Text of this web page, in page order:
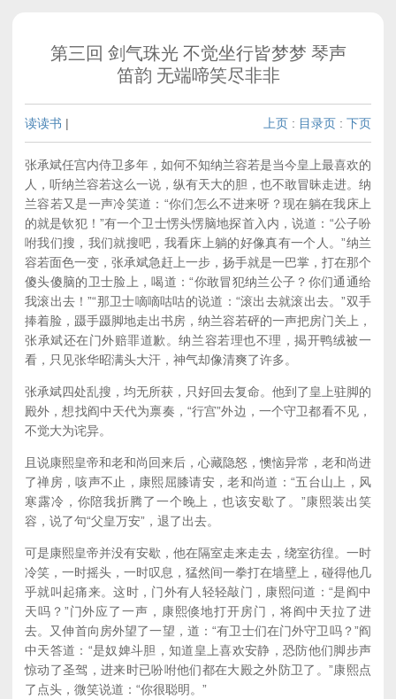
第三回 剑气珠光 不觉坐行皆梦梦 琴声
笛韵 无端啼笑尽非非
读读书 | 上页 : 目录页 : 下页
张承斌任宫内侍卫多年，如何不知纳兰容若是当今皇上最喜欢的
人，听纳兰容若这么一说，纵有天大的胆，也不敢冒昧走进。纳
兰容若又是一声冷笑道：“你们怎么不进来呀？现在躺在我床上
的就是钦犯！”有一个卫士愣头愣脑地探首入内，说道：“公子吩
咐我们搜，我们就搜吧，我看床上躺的好像真有一个人。”纳兰
容若面色一变，张承斌急赶上一步，扬手就是一巴掌，打在那个
傻头傻脑的卫士脸上，喝道：“你敢冒犯纳兰公子？你们通通给
我滚出去！”“那卫士嘀嘀咕咕的说道：“滚出去就滚出去。”双手
捧着脸，蹑手蹑脚地走出书房，纳兰容若砰的一声把房门关上，
张承斌还在门外赔罪道歉。纳兰容若理也不理，揭开鸭绒被一
看，只见张华昭满头大汗，神气却像清爽了许多。
张承斌四处乱搜，均无所获，只好回去复命。他到了皇上驻脚的
殿外，想找阎中天代为禀奏，“行宫”外边，一个守卫都看不见，
不觉大为诧异。
且说康熙皇帝和老和尚回来后，心藏隐怒，懊恼异常，老和尚进
了禅房，咳声不止，康熙屈膝请安，老和尚道：“五台山上，风
寒露冷，你陪我折腾了一个晚上，也该安歇了。”康熙装出笑
容，说了句“父皇万安”，退了出去。
可是康熙皇帝并没有安歇，他在隔室走来走去，绕室彷徨。一时
冷笑，一时摇头，一时叹息，猛然间一拳打在墙壁上，碰得他几
乎就叫起痛来。这时，门外有人轻轻敲门，康熙问道：“是阎中
天吗？”门外应了一声，康熙倏地打开房门，将阎中天拉了进
去。又伸首向房外望了一望，道：“有卫士们在门外守卫吗？”阎
中天答道：“是奴婢斗胆，知道皇上喜欢安静，恐防他们脚步声
惊动了圣驾，进来时已吩咐他们都在大殿之外防卫了。”康熙点
了点头，微笑说道：“你很聪明。”